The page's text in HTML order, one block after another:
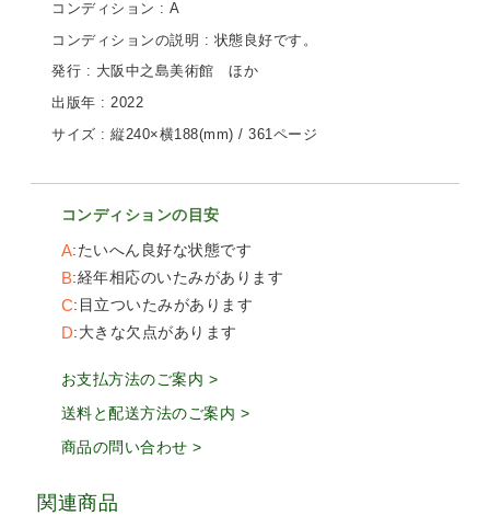
コンディション : A
コンディションの説明 : 状態良好です。
発行 : 大阪中之島美術館 ほか
出版年 : 2022
サイズ : 縦240×横188(mm) / 361ページ
コンディションの目安
A たいへん良好な状態です
B 経年相応のいたみがあります
C 目立ついたみがあります
D 大きな欠点があります
お支払方法のご案内 >
送料と配送方法のご案内 >
商品の問い合わせ >
関連商品